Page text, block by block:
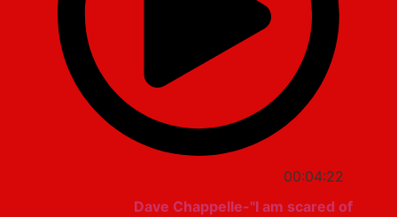
00:04:22
Dave Chappelle-"I am scared of